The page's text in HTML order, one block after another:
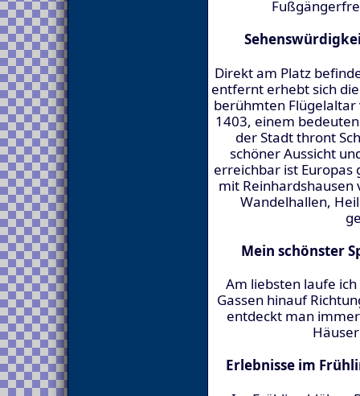
Direkt am Platz
entfernt erhebt sich
berühmten Flügelaltar
1403, einem
der Stadt thront
schöner Aussicht
erreichbar ist
mit
Wandelhallen,
Mein schönster
Am liebsten laufe
Gassen hinauf
entdeckt man
Erlebnisse im